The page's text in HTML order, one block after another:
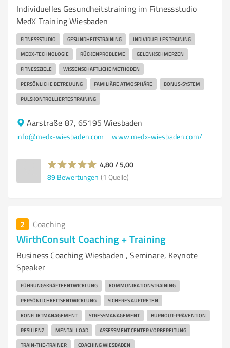
Individuelles Gesundheitstraining im Fitnessstudio
MedX Training Wiesbaden
FITNESSSTUDIO GESUNDHEITSTRAINING INDIVIDUELLES TRAINING
MEDX-TECHNOLOGIE RÜCKENPROBLEME GELENKSCHMERZEN
FITNESSZIELE WISSENSCHAFTLICHE METHODEN
PERSÖNLICHE BETREUUNG FAMILIÄRE ATMOSPHÄRE BONUS-SYSTEM
PULSKONTROLLIERTES TRAINING
Aarstraße 87, 65195 Wiesbaden
info@medx-wiesbaden.com www.medx-wiesbaden.com/
4,80 / 5,00
89 Bewertungen (1 Quelle)
2 Coaching
WirthConsult Coaching + Training
Business Coaching Wiesbaden , Seminare, Keynote
Speaker
FÜHRUNGSKRÄFTEENTWICKLUNG KOMMUNIKATIONSTRAINING
PERSÖNLICHKEITSENTWICKLUNG SICHERES AUFTRETEN
KONFLIKTMANAGEMENT STRESSMANAGEMENT BURNOUT-PRÄVENTION
RESILIENZ MENTAL LOAD ASSESSMENT CENTER VORBEREITUNG
TRAIN-THE-TRAINER COACHING WIESBADEN